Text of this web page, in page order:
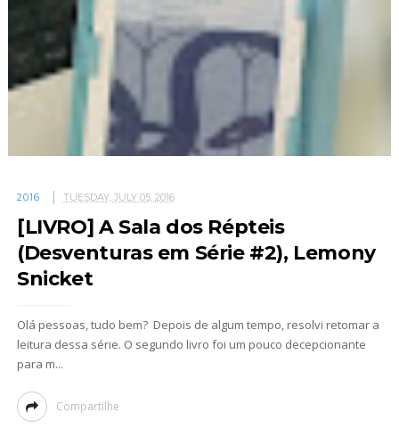
2016 TUESDAY, JULY 05, 2016
[LIVRO] A Sala dos Répteis
(Desventuras em Série #2), Lemony
Snicket
Olá pessoas, tudo bem? Depois de algum tempo, resolvi retomar a
leitura dessa série. O segundo livro foi um pouco decepcionante
para m...
Compartilhe